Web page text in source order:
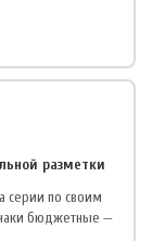
разметки
серии по своим
бюджетные —